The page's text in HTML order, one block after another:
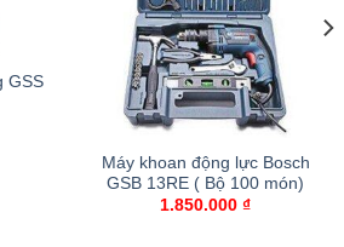
GSS
Máy khoan động lực Bosch
GSB 13RE ( Bộ 100 món)
1.850.000 ₫